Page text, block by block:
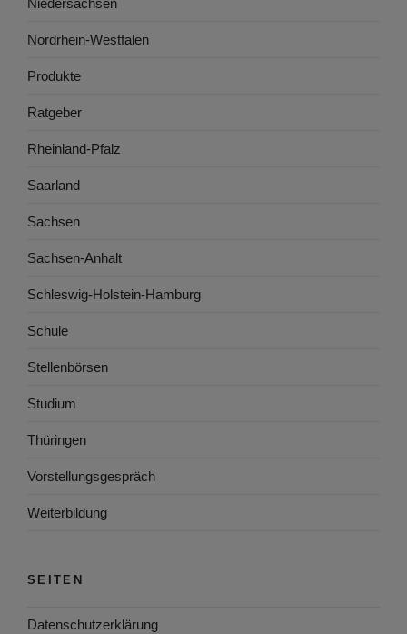
Nordrhein-Westfalen
Produkte
Ratgeber
Rheinland-Pfalz
Saarland
Sachsen
Sachsen-Anhalt
Schleswig-Holstein-Hamburg
Schule
Stellenbörsen
Studium
Thüringen
Vorstellungsgespräch
Weiterbildung
SEITEN
Datenschutzerklärung